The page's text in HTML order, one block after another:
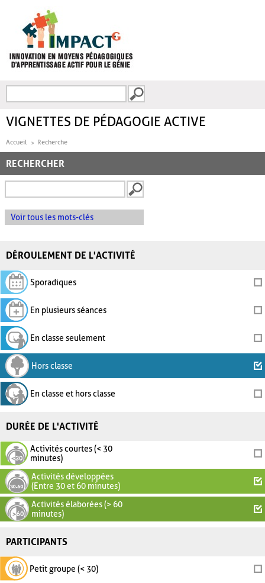
FORMULAIRE DE
VIGNETTES DE PÉDAGOGIE ACTIVE
Accueil Recherche
RECHERCHER
Voir tous les mots-clés
DÉROULEMENT DE L'ACTIVITÉ
Sporadiques
En plusieurs séances
En classe seulement
Hors classe
En classe et hors classe
DURÉE DE L'ACTIVITÉ
Activités courtes (< 30
minutes)
Activités développées
(Entre 30 et 60 minutes)
Activités élaborées (> 60
minutes)
PARTICIPANTS
Petit groupe (< 30)